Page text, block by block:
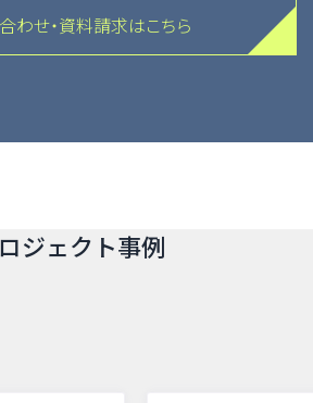
わせ・資料請求はこちら
ジェクト事例